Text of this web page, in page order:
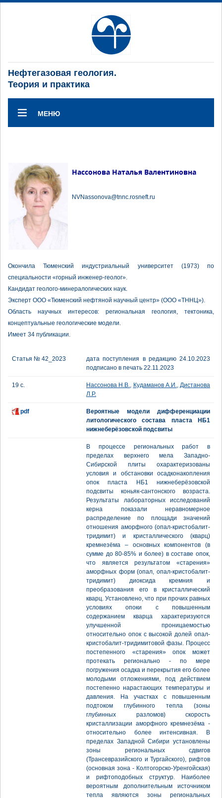
Нефтегазовая геология.
Теория и практика
МЕНЮ
Нассонова Наталья Валентиновна
NVNassonova@tnnc.rosneft.ru
Окончила Тюменский индустриальный университет (1973) по
специальности «горный инженер-геолог».
Кандидат геолого-минералогических наук.
Эксперт ООО «Тюменский нефтяной научный центр» (ООО «ТННЦ»).
Область научных интересов: региональная геология, тектоника,
концептуальные геологические модели.
Имеет 34 публикации.
Статья № 42_2023
дата поступления в редакцию 24.10.2023
подписано в печать 22.11.2023
19 с. Нассонова Н.В., Кудаманов А.И., Дистанова
Л.Р.
pdf
Вероятные модели дифференциации
литологического состава пласта НБ1
нижнеберёзовской подсвиты
В процессе региональных работ в
пределах верхнего мела Западно-
Сибирской плиты охарактеризованы
условия и обстановки осадконакопления
опок пласта НБ1 нижнеберёзовской
подсвиты коньяк-сантонского возраста.
Результаты лабораторных исследований
керна показали неравномерное
распределение по площади значений
отношения аморфного (опал-кристобалит-
тридимит) и кристаллического (кварц)
кремнезёма – основных компонентов (в
сумме до 80-85% и более) в составе опок,
что является результатом «старения»
аморфных форм (опал, опал-кристобалит-
тридимит) диоксида кремния и
преобразования его в кристаллический
кварц. Установлено, что при прочих равных
условиях опоки с повышенным
содержанием кварца характеризуются
улучшенной проницаемостью
относительно опок с высокой долей опал-
кристобалит-тридимитовой фазы. Процесс
постепенного «старения» опок может
протекать регионально - по мере
погружения осадка и перекрытия его более
молодыми отложениями, под действием
постепенно нарастающих температуры и
давления. На участках с повышенным
подтоком глубинного тепла (зоны
глубинных разломов) скорость
кристаллизации аморфного кремнезёма -
относительно более интенсивная. В
пределах Западной Сибири установлены
зоны региональных сдвигов
(Трансевразийского и Тургайского), рифтов
(основная зона - Колтогорско-Уренгойская)
и рифтоподобных структур. Наиболее
вероятным дополнительным источником
тепла являются зоны региональных